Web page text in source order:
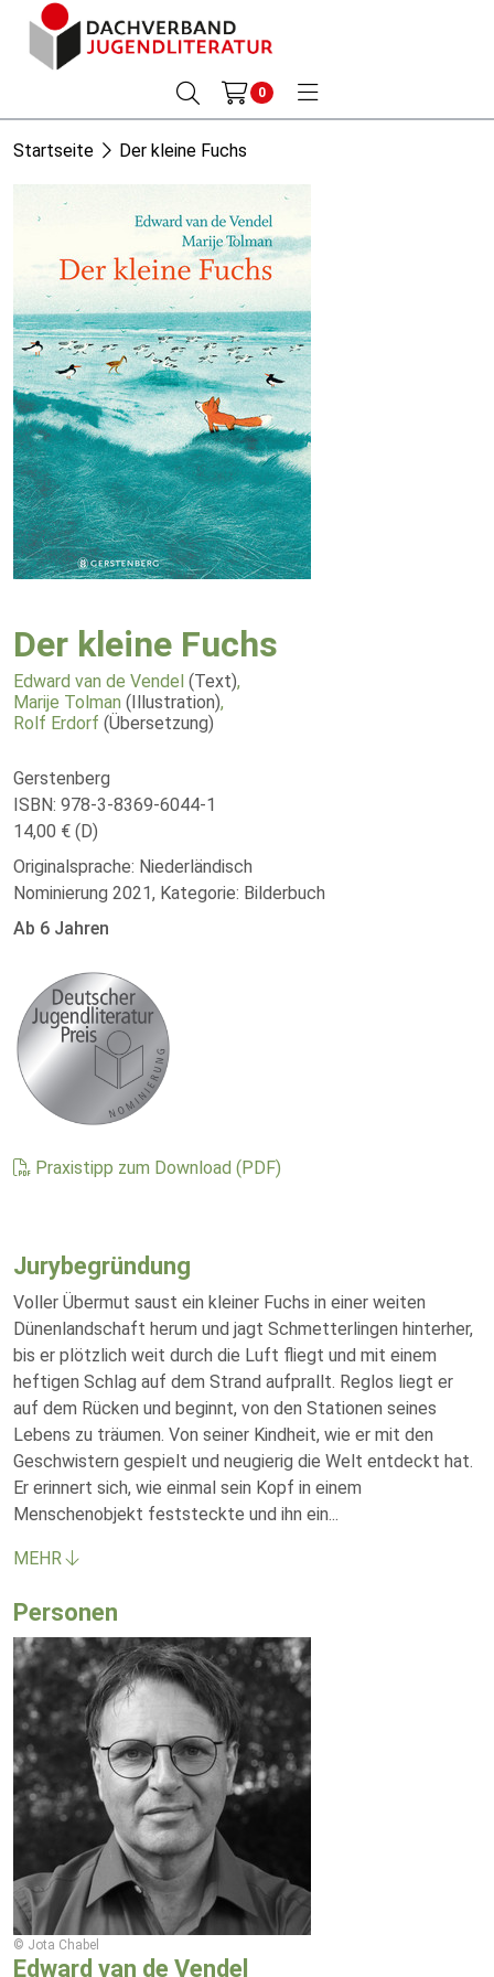
0
Startseite Der kleine Fuchs
Der kleine Fuchs
Edward van de Vendel (Text),
Marije Tolman (Illustration),
Rolf Erdorf (Übersetzung)
Gerstenberg
ISBN: 978-3-8369-6044-1
14,00 € (D)
Originalsprache: Niederländisch
Nominierung 2021, Kategorie: Bilderbuch
Ab 6 Jahren
Praxistipp zum Download (PDF)
Jurybegründung
Voller Übermut saust ein kleiner Fuchs in einer weiten
Dünenlandschaft herum und jagt Schmetterlingen hinterher,
bis er plötzlich weit durch die Luft fliegt und mit einem
heftigen Schlag auf dem Strand aufprallt. Reglos liegt er
auf dem Rücken und beginnt, von den Stationen seines
Lebens zu träumen. Von seiner Kindheit, wie er mit den
Geschwistern gespielt und neugierig die Welt entdeckt hat.
Er erinnert sich, wie einmal sein Kopf in einem
Menschenobjekt feststeckte und ihn ein...
MEHR
Personen
© Jota Chabel
Edward van de Vendel